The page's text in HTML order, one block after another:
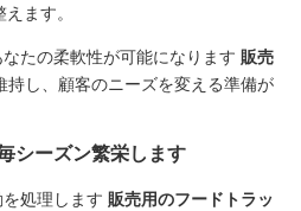
ます。
たの柔軟性が可能になります 販売
持し、顧客のニーズを変える準備が
シーズン繁栄します
処理します 販売用のフードトラッ